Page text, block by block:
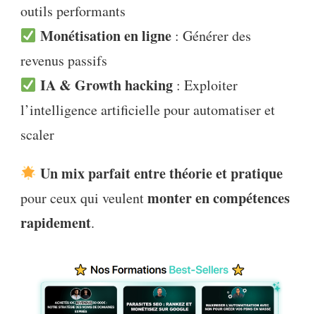
outils performants
Monétisation en ligne: Générer des
revenus passifs
IA & Growth hacking: Exploiter
l’intelligence artificielle pour automatiser et
scaler
Un mix parfait entre théorie et pratique
pour ceux qui veulentmonter en compétences
rapidement.